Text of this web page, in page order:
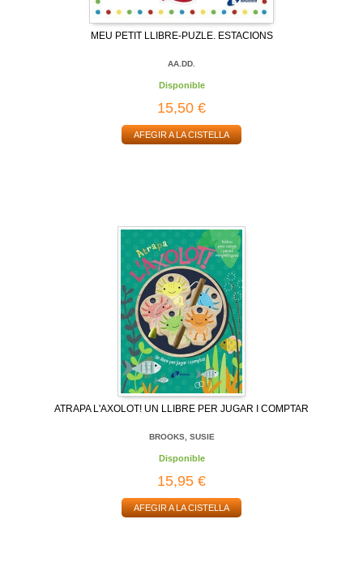
MEU PETIT LLIBRE-PUZLE. ESTACIONS
AA.DD.
Disponible
15,50 €
AFEGIR A LA CISTELLA
ATRAPA L'AXOLOT! UN LLIBRE PER JUGAR I COMPTAR
BROOKS, SUSIE
Disponible
15,95 €
AFEGIR A LA CISTELLA